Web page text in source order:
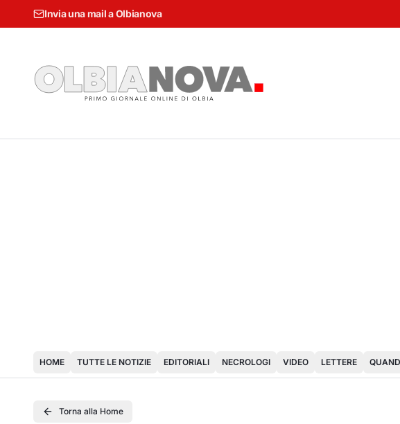
Invia una mail a Olbianova
HOME TUTTE LE NOTIZIE EDITORIALI NECROLOGI VIDEO LETTERE
Torna alla Home